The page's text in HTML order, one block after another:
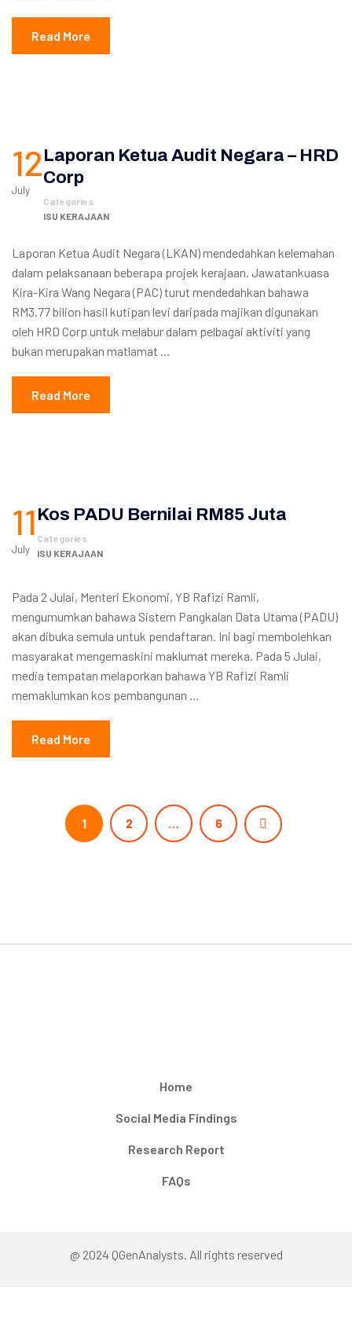
Read More
12
July
Laporan Ketua Audit Negara – HRD
Corp
Categories
ISU KERAJAAN
Laporan Ketua Audit Negara (LKAN) mendedahkan kelemahan
dalam pelaksanaan beberapa projek kerajaan. Jawatankuasa
Kira-Kira Wang Negara (PAC) turut mendedahkan bahawa
RM3.77 bilion hasil kutipan levi daripada majikan digunakan
oleh HRD Corp untuk melabur dalam pelbagai aktiviti yang
bukan merupakan matlamat …
Read More
11
July
Kos PADU Bernilai RM85 Juta
Categories
ISU KERAJAAN
Pada 2 Julai, Menteri Ekonomi, YB Rafizi Ramli,
mengumumkan bahawa Sistem Pangkalan Data Utama (PADU)
akan dibuka semula untuk pendaftaran. Ini bagi membolehkan
masyarakat mengemaskini maklumat mereka. Pada 5 Julai,
media tempatan melaporkan bahawa YB Rafizi Ramli
memaklumkan kos pembangunan …
Read More
1 2 … 6
Home
Social Media Findings
Research Report
FAQs
@ 2024 QGenAnalysts. All rights reserved